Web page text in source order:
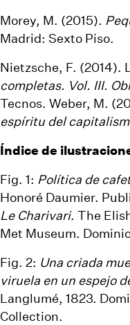
Morey, M. (2015).
Madrid: Sexto Piso.
Nietzsche, F. (2014).
completas. Vol. III.
Tecnos. Weber, M.
espíritu del
Índice de
Fig. 1: Política de
Honoré Daumier.
Le Charivari. The
Met Museum.
Fig. 2: Una criada
viruela en un espejo
Langlumé, 1823.
Collection.